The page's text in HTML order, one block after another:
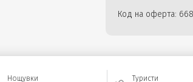
Код на оферта: 668
Нощувки Туристи